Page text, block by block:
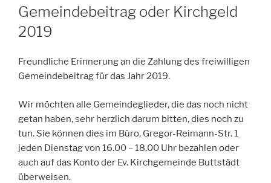
AM
Gemeindebeitrag oder Kirchgeld
2019
Freundliche Erinnerung an die Zahlung des freiwilligen
Gemeindebeitrag für das Jahr 2019.
Wir möchten alle Gemeindeglieder, die das noch nicht
getan haben, sehr herzlich darum bitten, dies noch zu
tun. Sie können dies im Büro, Gregor-Reimann-Str. 1
jeden Dienstag von 16.00 – 18.00 Uhr bezahlen oder
auch auf das Konto der Ev. Kirchgemeinde Buttstädt
überweisen.